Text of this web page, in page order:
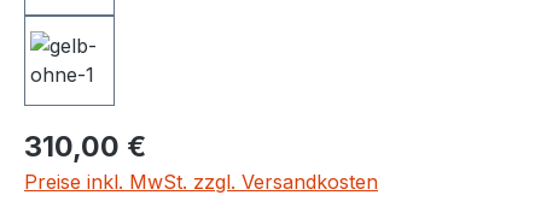
310,00 €
Preise inkl. MwSt. zzgl. Versandkosten